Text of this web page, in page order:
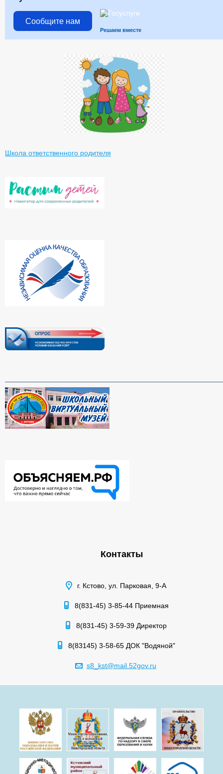
Сообщите нам
Решаем вместе
Школа ответственного родителя
Контакты
г. Кстово, ул. Парковая, 9-А
8(831-45) 3-85-44 Приемная
8(831-45) 3-59-39 Директор
8(83145) 3-58-65 ДОК "Водяной"
s8_kst@mail.52gov.ru